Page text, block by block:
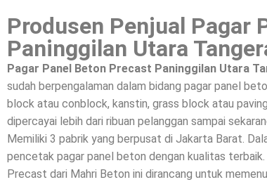
Produsen Penjual Pagar
Paninggilan Utara
Pagar Panel Beton Precast Paninggilan Utara
sudah berpengalaman dalam bidang pagar panel
block atau conblock, kanstin, grass block atau
dipercayai lebih dari ribuan pelanggan sampai
Memiliki 3 pabrik yang berpusat di Jakarta Barat.
pencetak pagar panel beton dengan kualitas
Precast dari Mahri Beton ini dirancang untuk